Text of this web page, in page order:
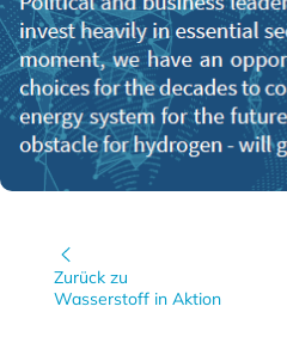
Zurück zu
Wasserstoff in Aktion